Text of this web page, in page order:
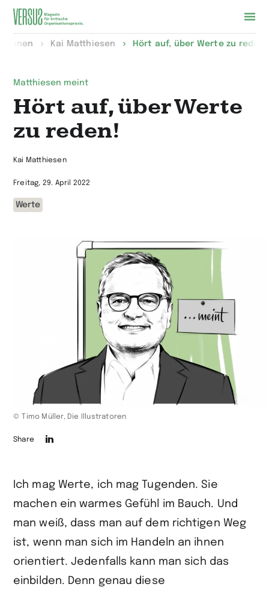
Zur
Kai Matthiesen Hört auf, über Werte zu reden!
Matthiesen meint
Hört auf, über Werte
zu reden!
Kai Matthiesen
Freitag, 29. April 2022
Werte
© Timo Müller, Die Illustratoren
auf
LinkedIn
teilen
Share
Ich mag Werte, ich mag Tugenden. Sie
machen ein warmes Gefühl im Bauch. Und
man weiß, dass man auf dem richtigen Weg
ist, wenn man sich im Handeln an ihnen
orientiert. Jedenfalls kann man sich das
einbilden. Denn genau diese